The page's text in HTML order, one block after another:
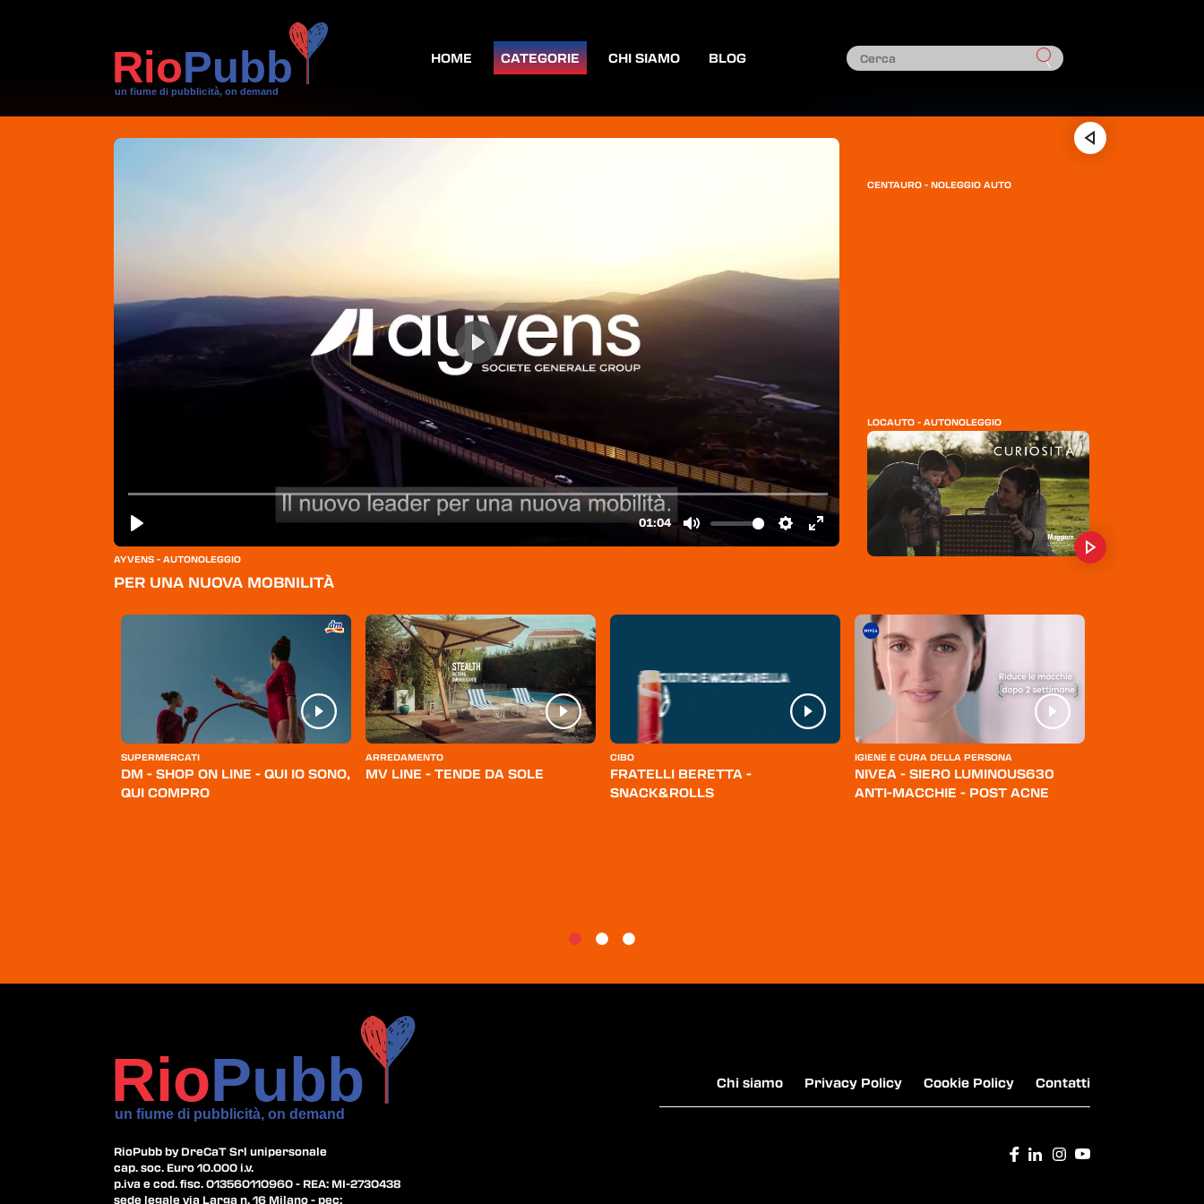
HOME CATEGORIE CHI SIAMO BLOG
AYVENS - AUTONOLEGGIO
PER UNA NUOVA MOBNILITÀ
CENTAURO - NOLEGGIO AUTO
LOCAUTO - AUTONOLEGGIO
SICILY BY CAR - AUTONOLEGGIO
LOCAUTO - AUTONOLEGGIO
SUPERMERCATI
DM - SHOP ON LINE - QUI IO SONO,
QUI COMPRO
ARREDAMENTO
MV LINE - TENDE DA SOLE
CIBO
FRATELLI BERETTA -
SNACK&ROLLS
IGIENE E CURA DELLA PERSONA
NIVEA - SIERO LUMINOUS630
ANTI-MACCHIE - POST ACNE
Chi siamo Privacy Policy Cookie Policy Contatti
RioPubb by DreCaT Srl unipersonale
cap. soc. Euro 10.000 i.v.
p.iva e cod. fisc. 013560110960 - REA: MI-2730438
sede legale via Larga n. 16 Milano - pec: